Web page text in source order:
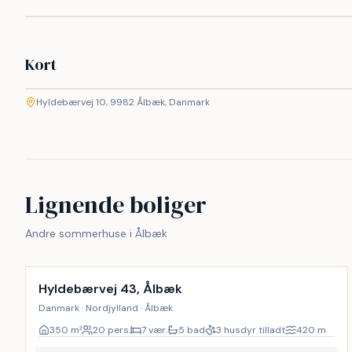
Kort
+
Hyldebærvej 10, 9982 Ålbæk, Danmark
Lignende boliger
Andre sommerhuse i Ålbæk
Hyldebærvej 43, Ålbæk
Danmark · Nordjylland · Ålbæk
350 m² 20 pers. 7 vær. 5 bad 3 husdyr tilladt 420 m